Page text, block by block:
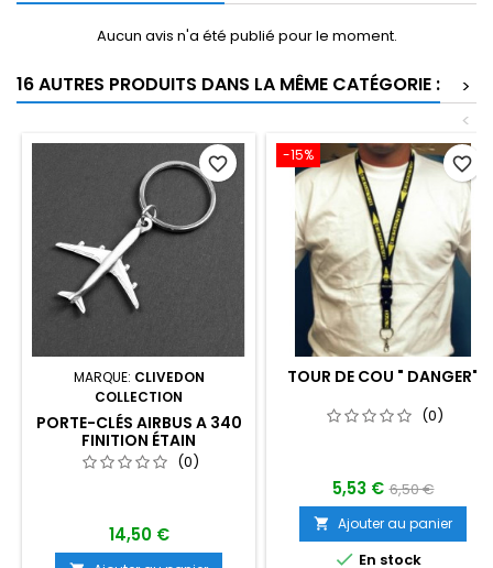
Aucun avis n'a été publié pour le moment.
16 AUTRES PRODUITS DANS LA MÊME CATÉGORIE :
>
<
MARQUE: CLIVEDON
COLLECTION
PORTE-CLÉS AIRBUS A 340
FINITION ÉTAIN
(0)
14,50 €
favorite_border -15%
TOUR DE COU " DANGER"
(0)
5,53 € 6,50 €
 Ajouter au panier
 En stock
favorite_border